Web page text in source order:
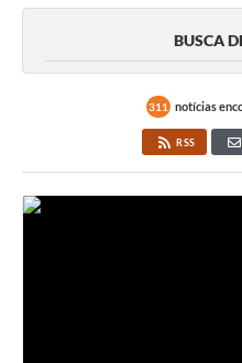
Utilidade Pública
X Conferência Municipal de
BUSCA
311 notícias
RSS